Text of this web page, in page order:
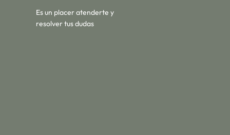
Es un placer atenderte y
resolver tus dudas